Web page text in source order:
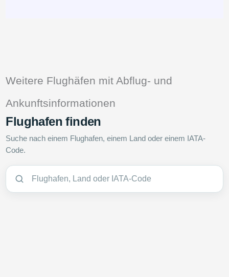
Weitere Flughäfen mit Abflug- und
Ankunftsinformationen
Flughafen finden
Suche nach einem Flughafen, einem Land oder einem IATA-
Code.